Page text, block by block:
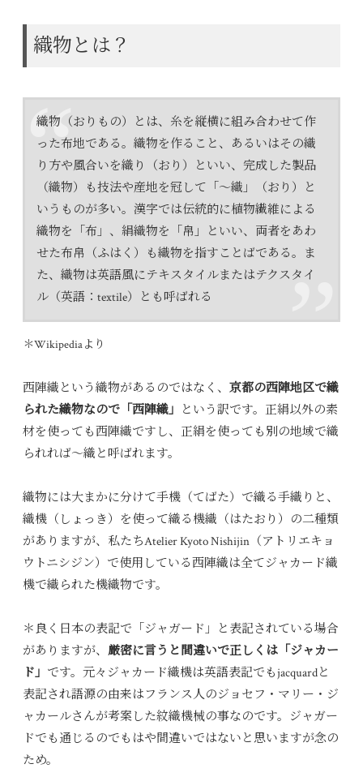
織物とは？
織物（おりもの）とは、糸を縦横に組み合わせて作
った布地である。織物を作ること、あるいはその織
り方や風合いを織り（おり）といい、完成した製品
（織物）も技法や産地を冠して「〜織」（おり）と
いうものが多い。漢字では伝統的に植物繊維による
織物を「布」、絹織物を「帛」といい、両者をあわ
せた布帛（ふはく）も織物を指すことばである。ま
た、織物は英語風にテキスタイルまたはテクスタイ
ル（英語：textile）とも呼ばれる
＊Wikipediaより
西陣織という織物があるのではなく、 京都の西陣地区で織
られた織物なので「西陣織」
という訳です。正絹以外の素
材を使っても西陣織ですし、正絹を使っても別の地域で織
られれば～織と呼ばれます。
織物には大まかに分けて手機（てばた）で織る手織りと、
織機（しょっき）を使って織る機織（はたおり）の二種類
がありますが、私たちAtelier Kyoto Nishijin（アトリエキョ
ウトニシジン）で使用している西陣織は全てジャカード織
機で織られた機織物です。
＊良く日本の表記で「ジャガード」と表記されている場合
がありますが、 厳密に言うと間違いで正しくは「ジャカー
ド」 です。元々ジャカード織機は英語表記でもjacquardと
表記され語源の由来はフランス人のジョセフ・マリー・ジ
ャカールさんが考案した紋織機械の事なのです。ジャガー
ドでも通じるのでもはや間違いではないと思いますが念の
ため。